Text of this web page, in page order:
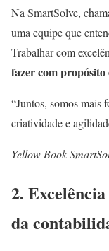
Na SmartSolve,
uma equipe que
Trabalhar com
fazer com propósito
“Juntos, somos mais
criatividade e
Yellow Book
2.
da